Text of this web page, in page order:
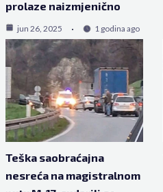
prolaze naizmjenično
jun 26, 2025 1 godina ago
Teška saobraćajna
nesreća na magistralnom